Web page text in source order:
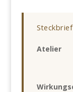
Steckbrief
Atelier